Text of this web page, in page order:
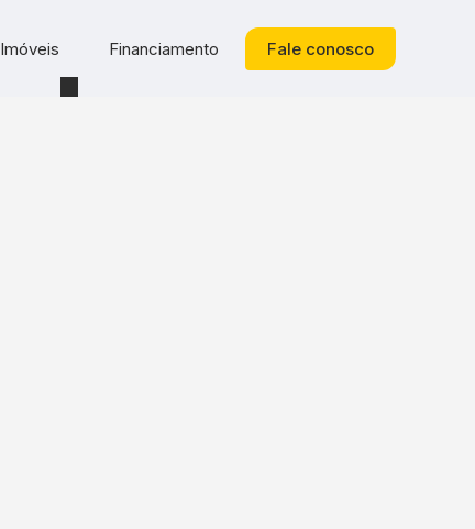
Fale conosco
Financiamento
Imóveis